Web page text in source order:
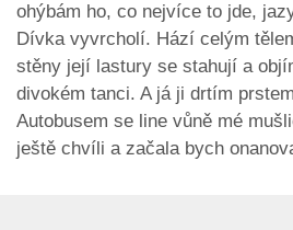
ohýbám ho, co nejvíce to jde,
Dívka vyvrcholí. Hází celým
stěny její lastury se stahují a
divokém tanci. A já ji drtím
Autobusem se line vůně mé
ještě chvíli a začala bych